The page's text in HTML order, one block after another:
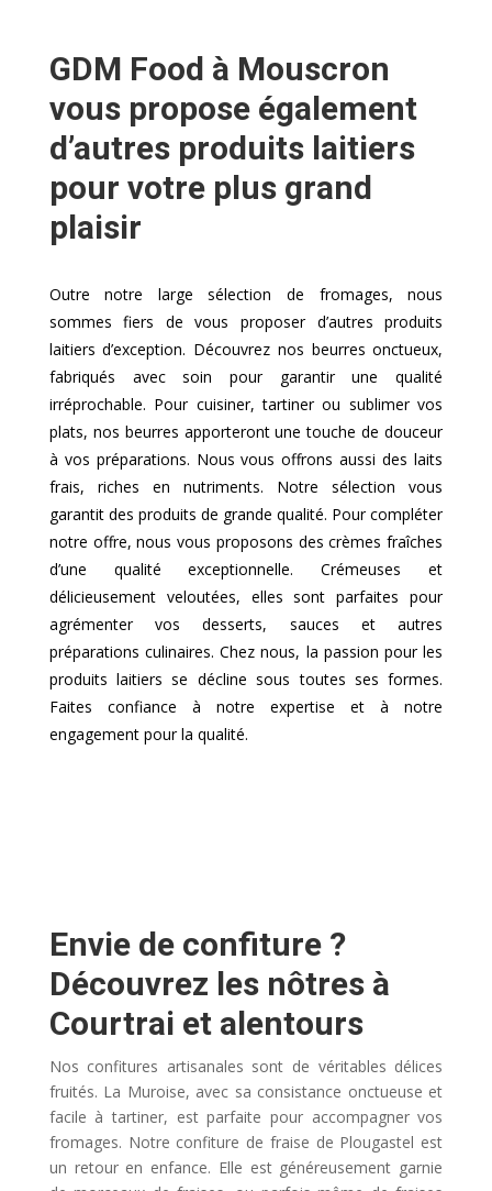
GDM Food à Mouscron
vous propose également
d’autres produits laitiers
pour votre plus grand
plaisir
Outre notre large sélection de fromages, nous
sommes fiers de vous proposer d’autres produits
laitiers d’exception. Découvrez nos beurres onctueux,
fabriqués avec soin pour garantir une qualité
irréprochable. Pour cuisiner, tartiner ou sublimer vos
plats, nos beurres apporteront une touche de douceur
à vos préparations. Nous vous offrons aussi des laits
frais, riches en nutriments. Notre sélection vous
garantit des produits de grande qualité. Pour compléter
notre offre, nous vous proposons des crèmes fraîches
d’une qualité exceptionnelle. Crémeuses et
délicieusement veloutées, elles sont parfaites pour
agrémenter vos desserts, sauces et autres
préparations culinaires. Chez nous, la passion pour les
produits laitiers se décline sous toutes ses formes.
Faites confiance à notre expertise et à notre
engagement pour la qualité.
Envie de confiture ?
Découvrez les nôtres à
Courtrai et alentours
Nos confitures artisanales sont de véritables délices
fruités. La Muroise, avec sa consistance onctueuse et
facile à tartiner, est parfaite pour accompagner vos
fromages. Notre confiture de fraise de Plougastel est
un retour en enfance. Elle est généreusement garnie